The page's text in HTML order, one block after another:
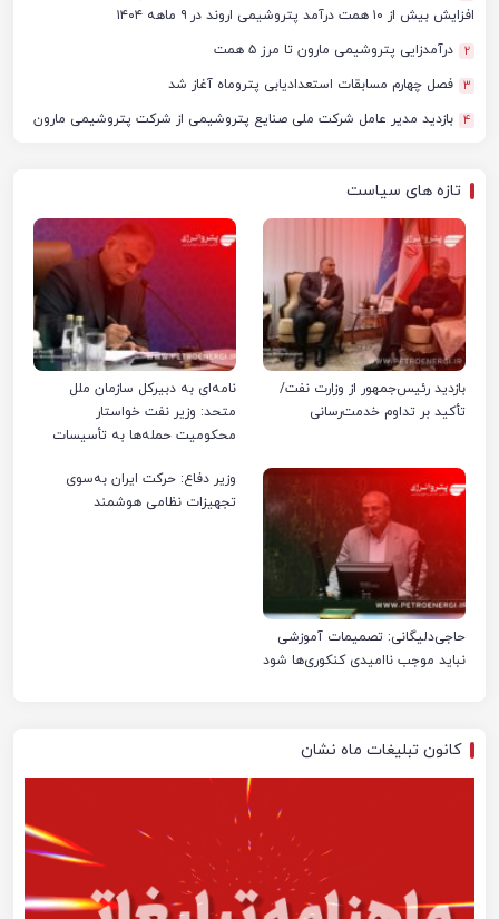
افزایش بیش از ۱۰ همت درآمد پتروشیمی اروند در ۹ ماهه ۱۴۰۴
2 درآمدزایی پتروشیمی مارون تا مرز ۵ همت
3 فصل چهارم مسابقات استعدادیابی پتروماه آغاز شد
4 بازدید مدیر عامل شرکت ملی صنایع پتروشیمی از شرکت پتروشیمی مارون
تازه های سیاست
بازدید رئیس‌جمهور از وزارت نفت/
تأکید بر تداوم خدمت‌رسانی
نامه‌ای به دبیرکل سازمان ملل
متحد: وزیر نفت خواستار
محکومیت حمله‌ها به تأسیسات
حاجی‌دلیگانی: تصمیمات آموزشی
نباید موجب ناامیدی کنکوری‌ها شود
وزیر دفاع: حرکت ایران به‌سوی
تجهیزات نظامی هوشمند
کانون تبلیغات ماه نشان